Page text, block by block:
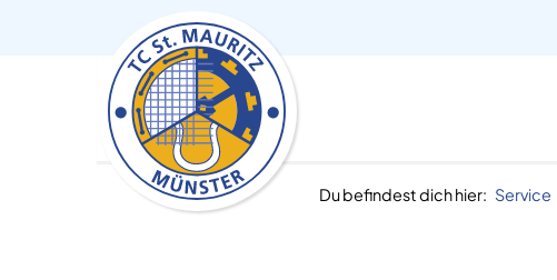
Du befindest dich hier: Service